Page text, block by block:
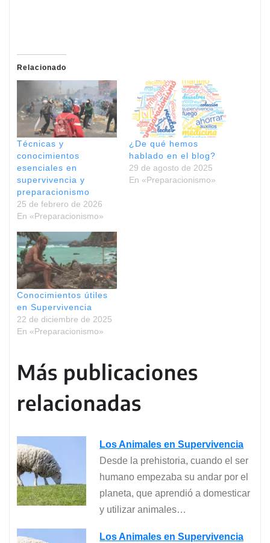
Relacionado
Técnicas y
conocimientos
esenciales en
supervivencia y
preparacionismo
25 de febrero de 2026
En «Preparacionismo»
¿De qué hemos
hablado en el blog?
29 de agosto de 2025
En «Preparacionismo»
Conocimientos útiles
en Supervivencia
22 de diciembre de 2025
En «Preparacionismo»
Más publicaciones
relacionadas
Los Animales en Supervivencia
Desde la prehistoria, cuando el ser
humano empezaba su andar por el
planeta, que aprendió a domesticar
y utilizar animales…
Los Animales en Supervivencia